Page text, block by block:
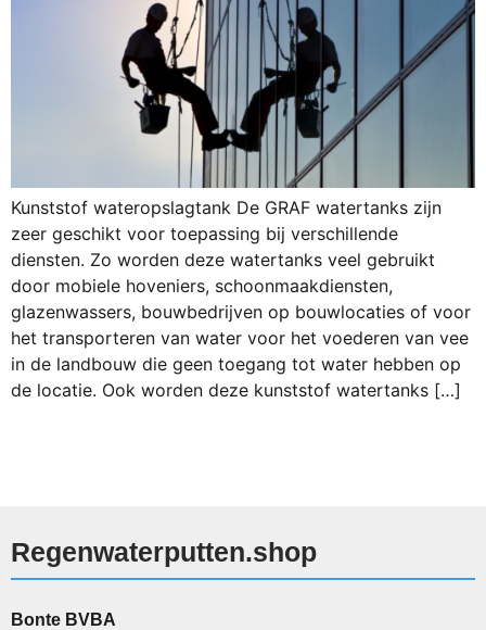
Kunststof wateropslagtank De GRAF watertanks zijn
zeer geschikt voor toepassing bij verschillende
diensten. Zo worden deze watertanks veel gebruikt
door mobiele hoveniers, schoonmaakdiensten,
glazenwassers, bouwbedrijven op bouwlocaties of voor
het transporteren van water voor het voederen van vee
in de landbouw die geen toegang tot water hebben op
de locatie. Ook worden deze kunststof watertanks […]
Regenwaterputten.shop
Bonte BVBA